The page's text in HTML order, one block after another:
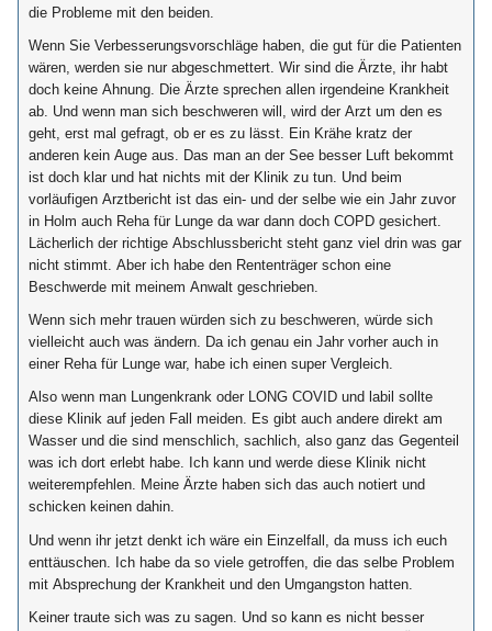
die Probleme mit den beiden.
Wenn Sie Verbesserungsvorschläge haben, die gut für die Patienten
wären, werden sie nur abgeschmettert. Wir sind die Ärzte, ihr habt
doch keine Ahnung. Die Ärzte sprechen allen irgendeine Krankheit
ab. Und wenn man sich beschweren will, wird der Arzt um den es
geht, erst mal gefragt, ob er es zu lässt. Ein Krähe kratz der
anderen kein Auge aus. Das man an der See besser Luft bekommt
ist doch klar und hat nichts mit der Klinik zu tun. Und beim
vorläufigen Arztbericht ist das ein- und der selbe wie ein Jahr zuvor
in Holm auch Reha für Lunge da war dann doch COPD gesichert.
Lächerlich der richtige Abschlussbericht steht ganz viel drin was gar
nicht stimmt. Aber ich habe den Rententräger schon eine
Beschwerde mit meinem Anwalt geschrieben.
Wenn sich mehr trauen würden sich zu beschweren, würde sich
vielleicht auch was ändern. Da ich genau ein Jahr vorher auch in
einer Reha für Lunge war, habe ich einen super Vergleich.
Also wenn man Lungenkrank oder LONG COVID und labil sollte
diese Klinik auf jeden Fall meiden. Es gibt auch andere direkt am
Wasser und die sind menschlich, sachlich, also ganz das Gegenteil
was ich dort erlebt habe. Ich kann und werde diese Klinik nicht
weiterempfehlen. Meine Ärzte haben sich das auch notiert und
schicken keinen dahin.
Und wenn ihr jetzt denkt ich wäre ein Einzelfall, da muss ich euch
enttäuschen. Ich habe da so viele getroffen, die das selbe Problem
mit Absprechung der Krankheit und den Umgangston hatten.
Keiner traute sich was zu sagen. Und so kann es nicht besser